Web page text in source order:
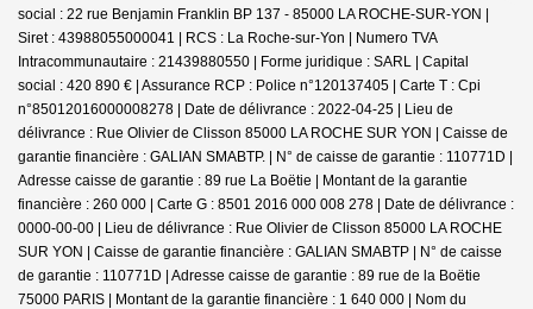
social : 22 rue Benjamin Franklin BP 137 - 85000 LA ROCHE-SUR-YON |
Siret : 43988055000041 | RCS : La Roche-sur-Yon | Numero TVA
Intracommunautaire : 21439880550 | Forme juridique : SARL | Capital
social : 420 890 € | Assurance RCP : Police n°120137405 | Carte T : Cpi
n°85012016000008278 | Date de délivrance : 2022-04-25 | Lieu de
délivrance : Rue Olivier de Clisson 85000 LA ROCHE SUR YON | Caisse de
garantie financière : GALIAN SMABTP. | N° de caisse de garantie : 110771D |
Adresse caisse de garantie : 89 rue La Boëtie | Montant de la garantie
financière : 260 000 | Carte G : 8501 2016 000 008 278 | Date de délivrance :
0000-00-00 | Lieu de délivrance : Rue Olivier de Clisson 85000 LA ROCHE
SUR YON | Caisse de garantie financière : GALIAN SMABTP | N° de caisse
de garantie : 110771D | Adresse caisse de garantie : 89 rue de la Boëtie
75000 PARIS | Montant de la garantie financière : 1 640 000 | Nom du